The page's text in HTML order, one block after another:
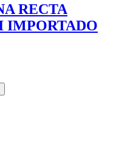
RECTA
IMPORTADO